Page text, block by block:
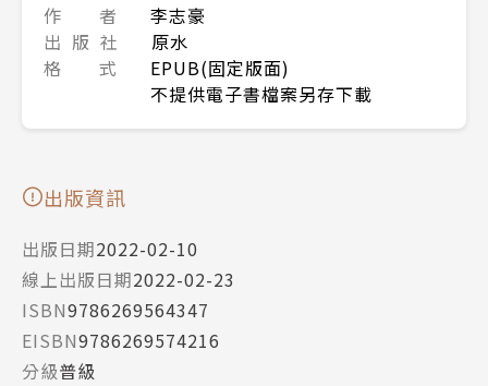
作 者
李志豪
出 版 社
原水
格 式
EPUB(固定版面)
不提供電子書檔案另存下載
出版資訊
出版日期2022-02-10
線上出版日期2022-02-23
ISBN9786269564347
EISBN9786269574216
分級普級